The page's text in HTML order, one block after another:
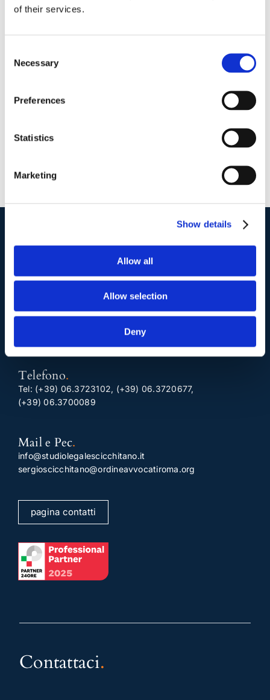
of their services.
Selection
Necessary
Preferences
Statistics
Marketing
Show details
Allow all
Allow selection
Deny
Lo ha stabilito la Corte di Cassazione nella
24 Marzo 2018 Elio Pino
I nostri contatti.
Indirizzo postale unificato.
Telefono.
Tel: (+39) 06.3723102, (+39) 06.3720677,
(+39) 06.3700089
Mail e Pec.
info@studiolegalescicchitano.it
sergioscicchitano@ordineavvocatiroma.org
pagina contatti
Contattaci.